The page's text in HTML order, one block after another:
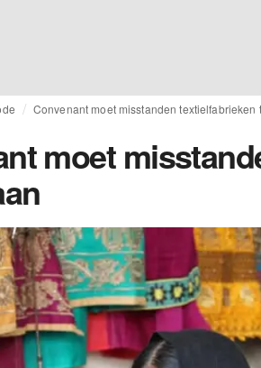
Convenant moet misstanden textielfabrieken
moet